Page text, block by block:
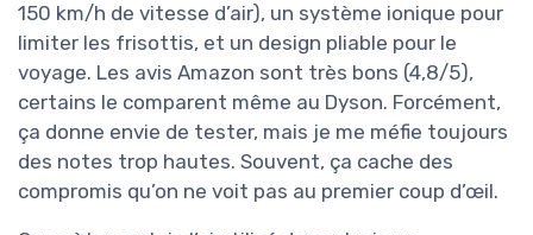
150 km/h de vitesse d’air), un système ionique pour
limiter les frisottis, et un design pliable pour le
voyage. Les avis Amazon sont très bons (4,8/5),
certains le comparent même au Dyson. Forcément,
ça donne envie de tester, mais je me méfie toujours
des notes trop hautes. Souvent, ça cache des
compromis qu’on ne voit pas au premier coup d’œil.